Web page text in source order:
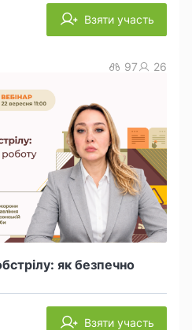
Взяти участь
як безпечно
97 26
Взяти участь